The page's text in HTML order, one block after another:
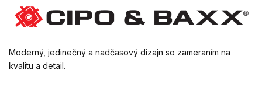
Moderný, jedinečný a nadčasový dizajn so zameraním na
kvalitu a detail.